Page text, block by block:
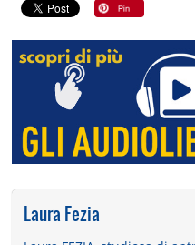
Laura Fezia